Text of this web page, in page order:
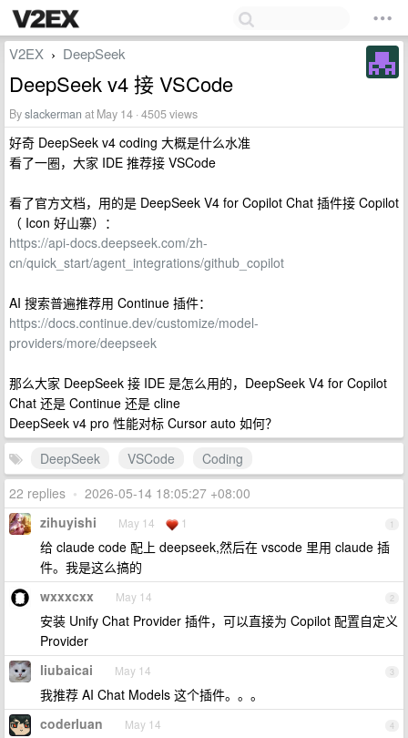
V2EX › DeepSeek
DeepSeek v4 接 VSCode
Byslackerman at May 14 · 4505 views
好奇 DeepSeek v4 coding 大概是什么水准
看了一圈，大家 IDE 推荐接 VSCode
看了官方文档，用的是 DeepSeek V4 for Copilot Chat 插件接 Copilot
（ Icon 好山寨）：
https://api-docs.deepseek.com/zh-
cn/quick_start/agent_integrations/github_copilot
AI 搜索普遍推荐用 Continue 插件：
https://docs.continue.dev/customize/model-
providers/more/deepseek
那么大家 DeepSeek 接 IDE 是怎么用的，DeepSeek V4 for Copilot
Chat 还是 Continue 还是 cline
DeepSeek v4 pro 性能对标 Cursor auto 如何？
DeepSeek
VSCode
Coding
22 replies • 2026-05-14 18:05:27 +08:00
1
zihuyishi May 14 1
给 claude code 配上 deepseek,然后在 vscode 里用 claude 插
件。我是这么搞的
2
wxxxcxx May 14
安装 Unify Chat Provider 插件，可以直接为 Copilot 配置自定义
Provider
3
liubaicai May 14
我推荐 AI Chat Models 这个插件。。。
4
coderluan May 14